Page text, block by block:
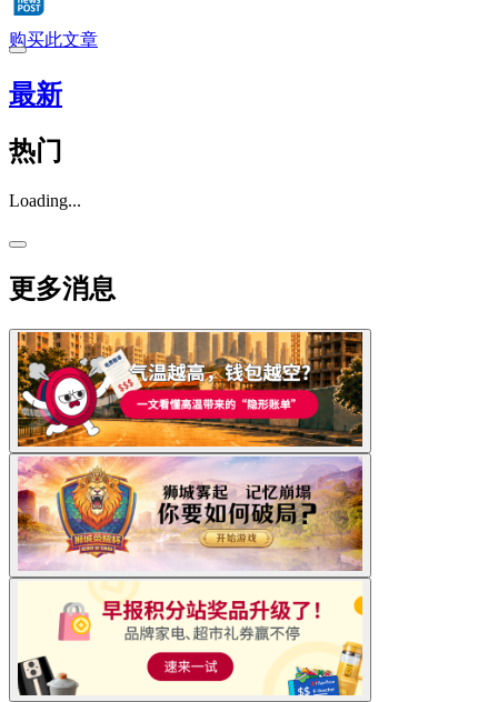
购买此文章
最新
热门
Loading...
更多消息